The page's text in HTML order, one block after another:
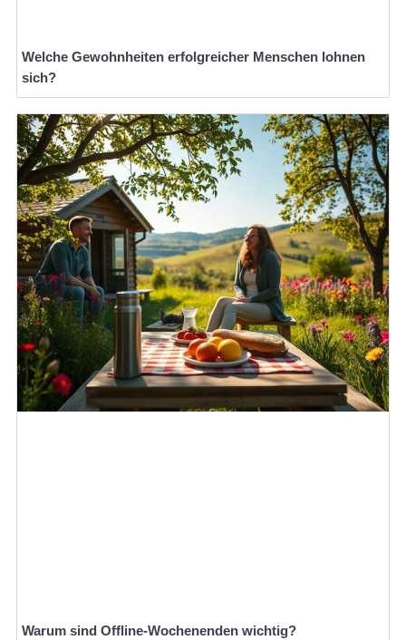
Welche Gewohnheiten erfolgreicher Menschen lohnen
sich?
Warum sind Offline-Wochenenden wichtig?